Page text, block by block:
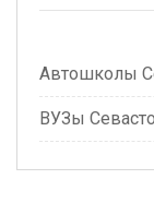
Автошколы
ВУЗы